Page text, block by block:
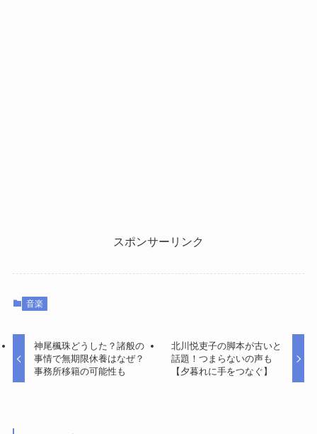
スポンサーリンク
音楽
神尾楓珠どうした？諸般の
事情で無期限休養はなぜ？
事務所移籍の可能性も
北川悦吏子の脚本が古いと
話題！つまらないの声も
【夕暮れに手をつなぐ】